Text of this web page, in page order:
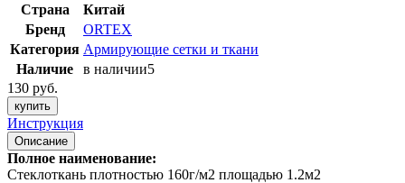
Страна
Китай
Бренд
ORTEX
Категория Армирующие сетки и ткани
Наличие
в наличии5
130 руб.
купить
Инструкция
Описание
Полное наименование:
Стеклоткань плотностью 160г/м2 площадью 1.2м2